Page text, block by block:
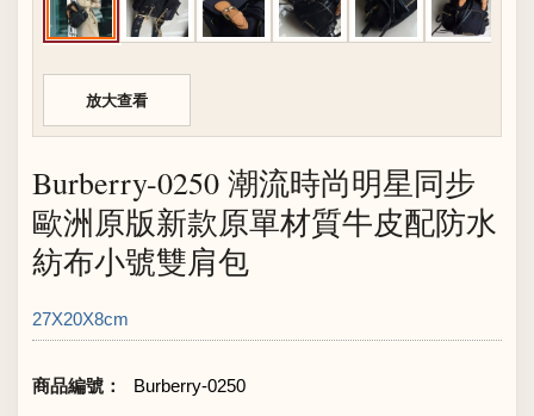
放大查看
Burberry-0250 潮流時尚明星同步
歐洲原版新款原單材質牛皮配防水
紡布小號雙肩包
27X20X8cm
商品編號： Burberry-0250